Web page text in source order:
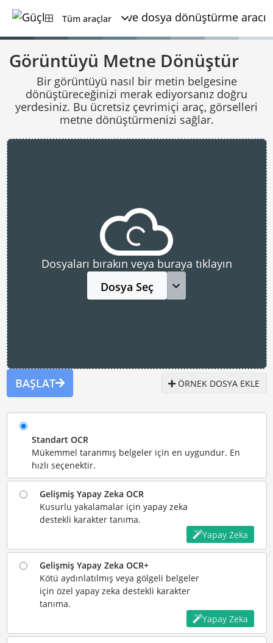
Tüm araçlar
Görüntüyü Metne Dönüştür
Bir görüntüyü nasıl bir metin belgesine
dönüştüreceğinizi merak ediyorsanız doğru
yerdesiniz. Bu ücretsiz çevrimiçi araç, görselleri
metne dönüştürmenizi sağlar.
Dosyaları bırakın veya buraya tıklayın
Dosya Seç
BAŞLAT ÖRNEK DOSYA EKLE
Standart OCR
Mükemmel taranmış belgeler için en uygundur. En
hızlı seçenektir.
Gelişmiş Yapay Zeka OCR
Kusurlu yakalamalar için yapay zeka
destekli karakter tanıma.
Yapay Zeka
Gelişmiş Yapay Zeka OCR+
Kötü aydınlatılmış veya gölgeli belgeler
için özel yapay zeka destekli karakter
tanıma.
Yapay Zeka